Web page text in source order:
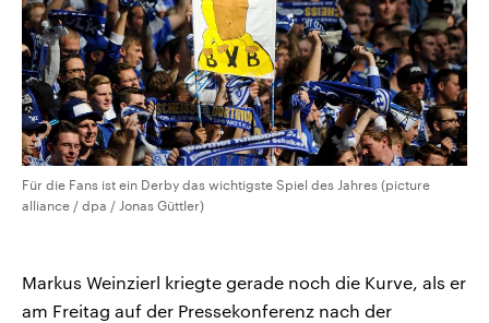
Für die Fans ist ein Derby das wichtigste Spiel des Jahres (picture
alliance / dpa / Jonas Güttler)
Markus Weinzierl kriegte gerade noch die Kurve, als er
am Freitag auf der Pressekonferenz nach der